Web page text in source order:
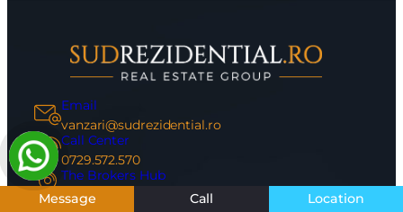
Email
vanzari@sudrezidential.ro
Call Center
0729.572.570
The Brokers Hub
Drumul Jilavei 72, Sector 4, Bucuresti
Message Call Location